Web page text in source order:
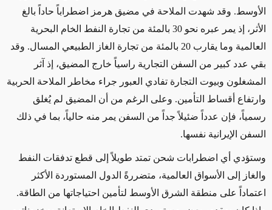
الأوسط. وقد شهدت الملاحة في مضيق هرمز اضطراباً حاداً بالغ
الأثر، إذ يمر عبره نحو 30 بالمئة من تجارة النفط الخام البحرية
العالمية وما يقارب 20 بالمئة من تجارة الغاز الطبيعي المسال. وقد
بقي عدد كبير من السفن التجارية راسياً خارج المضيق، إذ آثر
المشغلون وبيوت التجارة تفادي العبور جراء مخاطر الملاحة الحربية
وارتفاع أقساط التأمين. وعلى الرغم من أن المضيق لم يُغلق
رسمياً، فإن عدداً ضئيلاً جداً من السفن يمر منه حالياً، بما في ذلك
السفن الإيرانية نفسها.
وستؤدي أي اضطرابات شحن تمتد طويلاً إلى قطع تدفقات النفط
والغاز إلى الأسواق العالمية، متضررةً الدول المستوردة الأكثر
اعتماداً على منطقة الشرق الأوسط لتأمين احتياجاتها من الطاقة.